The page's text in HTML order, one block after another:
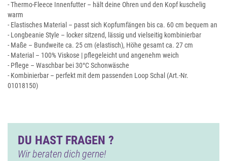
- Thermo-Fleece Innenfutter – hält deine Ohren und den Kopf kuschelig
warm
- Elastisches Material – passt sich Kopfumfängen bis ca. 60 cm bequem an
- Longbeanie Style – locker sitzend, lässig und vielseitig kombinierbar
- Maße – Bundweite ca. 25 cm (elastisch), Höhe gesamt ca. 27 cm
- Material – 100% Viskose | pflegeleicht und angenehm weich
- Pflege – Waschbar bei 30°C Schonwäsche
- Kombinierbar – perfekt mit dem passenden Loop Schal (Art.-Nr.
01018150)
DU HAST FRAGEN ?
Wir beraten dich gerne!